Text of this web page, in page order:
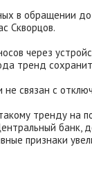
в обращении
Скворцов.
через
тренд
связан с
тренду на
банк,
признаки